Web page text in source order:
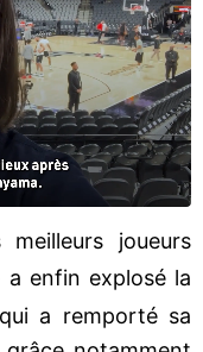
joueurs
a enfin explosé la
qui a remporté sa